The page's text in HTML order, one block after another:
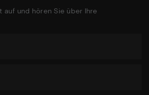
auf und hören Sie über Ihre